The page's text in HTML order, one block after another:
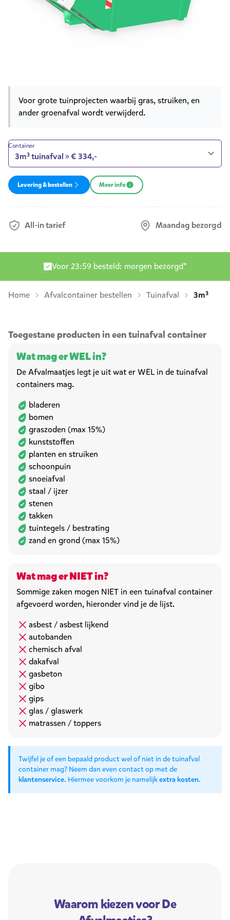
Korte omschrijving
Voor grote tuinprojecten waarbij gras, struiken, en
ander groenafval wordt verwijderd.
Container
Levering & bestellen Meer info
All-in tarief Maandag bezorgd
Levering door heel Nederland
Home Afvalcontainer bestellen Tuinafval 3m³
Toegestane producten in een tuinafval container
Wat mag er WEL in?
De Afvalmaatjes legt je uit wat er WEL in de tuinafval
containers mag.
bladeren
bomen
graszoden (max 15%)
kunststoffen
planten en struiken
schoonpuin
snoeiafval
staal / ijzer
stenen
takken
tuintegels / bestrating
zand en grond (max 15%)
Wat mag er NIET in?
Sommige zaken mogen NIET in een tuinafval container
afgevoerd worden, hieronder vind je de lijst.
asbest / asbest lijkend
autobanden
chemisch afval
dakafval
gasbeton
gibo
gips
glas / glaswerk
matrassen / toppers
Twijfel je of een bepaald product wel of niet in de tuinafval
container mag? Neem dan even contact op met de
klantenservice. Hiermee voorkom je namelijkextra kosten.
Waarom kiezen voor De